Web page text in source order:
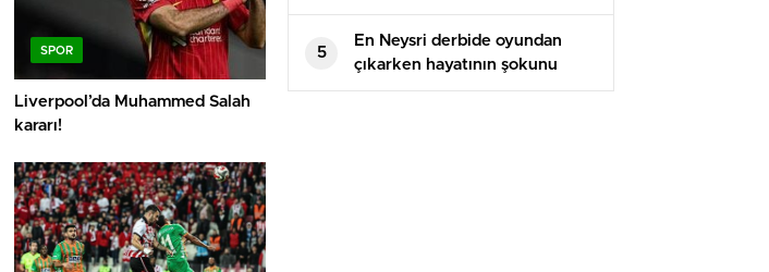
SPOR
Liverpool’da Muhammed Salah
kararı!
kötü haber
5
En Neysri derbide oyundan
çıkarken hayatının şokunu
yaşadı!